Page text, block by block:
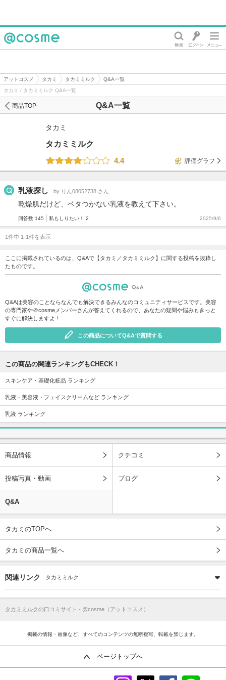
アットコスメ タカミ タカミミルク
Q&A一覧
タカミ / タカミミルク Q&A一覧
Q&A一覧
商品TOP
タカミ
タカミミルク
4.4
評価グラフ
乳液探し by りん08052738 さん
乾燥肌だけど、ベタつかない乳液を教えて下さい。
回答数 145 私もしりたい！ 2 2025/9/6
1件中 1-1件を表示
ここに掲載されているのは、Q&Aで【タカミ／タカミミルク】に関する投稿を抜粋し
たものです。
Q&Aは美容のことならなんでも解決できるみんなのコミュニティサービスです。美容
の専門家や＠cosmeメンバーさんが答えてくれるので、あなたの疑問や悩みもきっと
すぐに解決しますよ！
この商品についてQ&Aで質問する
この商品の関連ランキングもCHECK！
スキンケア・基礎化粧品 ランキング
乳液・美容液・フェイスクリームなど ランキング
乳液 ランキング
商品情報 クチコミ
投稿写真・動画 ブログ
Q&A
タカミのTOPへ
タカミの商品一覧へ
関連リンク タカミミルク
タカミミルクの口コミサイト - @cosme（アットコスメ）
掲載の情報・画像など、すべてのコンテンツの無断複写、転載を禁じます。
ページトップへ